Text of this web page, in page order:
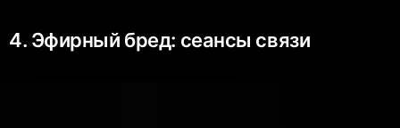
4. Эфирный бред: сеансы связи